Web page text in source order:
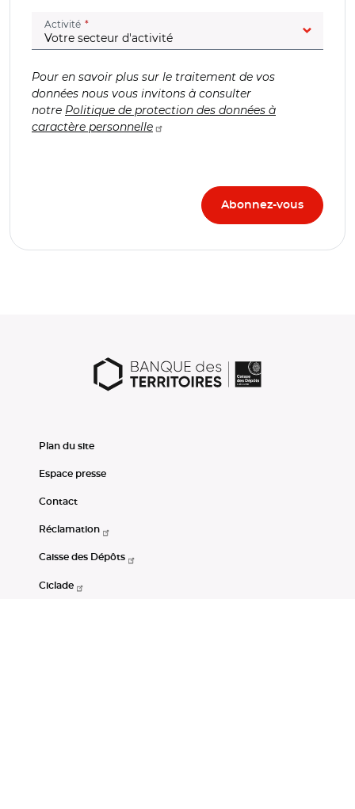
Activité (champ obligatoire)
Pour en savoir plus sur le traitement de vos
données nous vous invitons à consulter
notre Politique de protection des données à
caractère personnelle
Plan du site
Espace presse
Contact
Réclamation
Caisse des Dépôts
Ciclade